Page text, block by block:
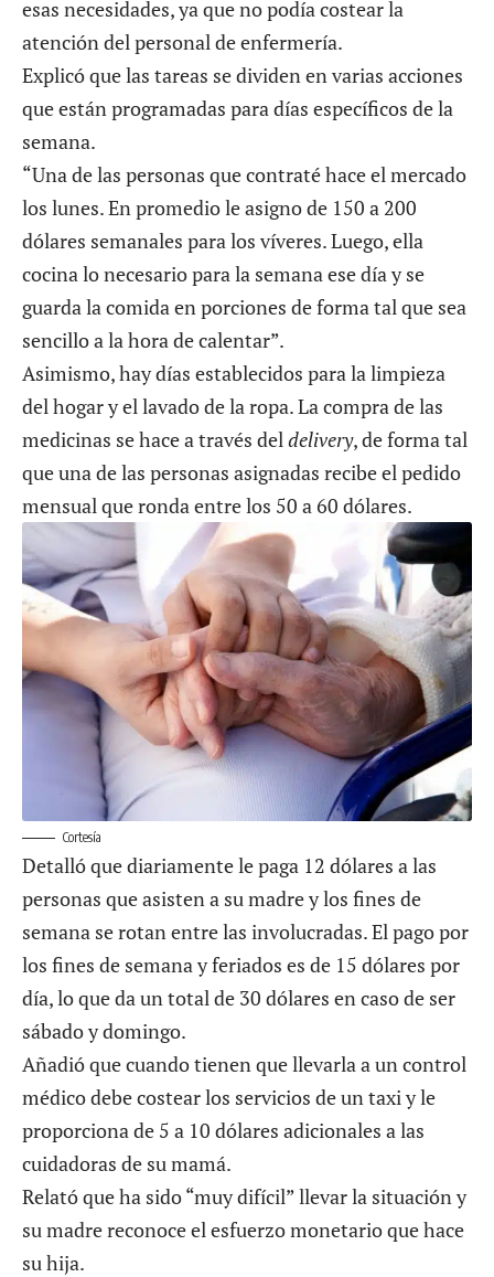
esas necesidades, ya que no podía costear la
atención del personal de enfermería.
Explicó que las tareas se dividen en varias acciones
que están programadas para días específicos de la
semana.
“Una de las personas que contraté hace el mercado
los lunes. En promedio le asigno de 150 a 200
dólares semanales para los víveres. Luego, ella
cocina lo necesario para la semana ese día y se
guarda la comida en porciones de forma tal que sea
sencillo a la hora de calentar”.
Asimismo, hay días establecidos para la limpieza
del hogar y el lavado de la ropa. La compra de las
medicinas se hace a través del delivery, de forma tal
que una de las personas asignadas recibe el pedido
mensual que ronda entre los 50 a 60 dólares.
Cortesía
Detalló que diariamente le paga 12 dólares a las
personas que asisten a su madre y los fines de
semana se rotan entre las involucradas. El pago por
los fines de semana y feriados es de 15 dólares por
día, lo que da un total de 30 dólares en caso de ser
sábado y domingo.
Añadió que cuando tienen que llevarla a un control
médico debe costear los servicios de un taxi y le
proporciona de 5 a 10 dólares adicionales a las
cuidadoras de su mamá.
Relató que ha sido “muy difícil” llevar la situación y
su madre reconoce el esfuerzo monetario que hace
su hija.